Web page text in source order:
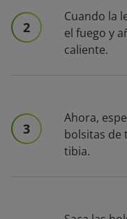
2
Cuando la
el fuego y
caliente.
3
Ahora,
bolsitas de
tibia.